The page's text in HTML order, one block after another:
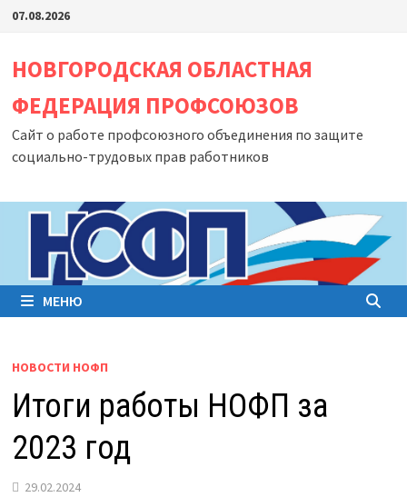
Перейти
содержимому
07.08.2026
НОВГОРОДСКАЯ ОБЛАСТНАЯ
ФЕДЕРАЦИЯ ПРОФСОЮЗОВ
Сайт о работе профсоюзного объединения по защите
социально-трудовых прав работников
МЕНЮ
НОВОСТИ НОФП
Итоги работы НОФП за
2023 год
29.02.2024